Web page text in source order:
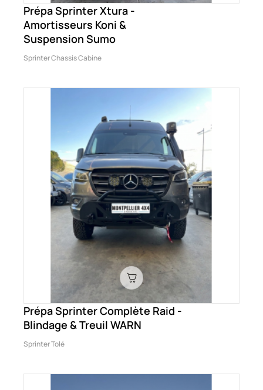
Prépa Sprinter Xtura -
Amortisseurs Koni &
Suspension Sumo
Sprinter Chassis Cabine
Prépa Sprinter Complète Raid -
Blindage & Treuil WARN
Sprinter Tolé